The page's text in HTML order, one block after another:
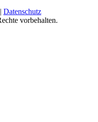
| Datenschutz
vorbehalten.